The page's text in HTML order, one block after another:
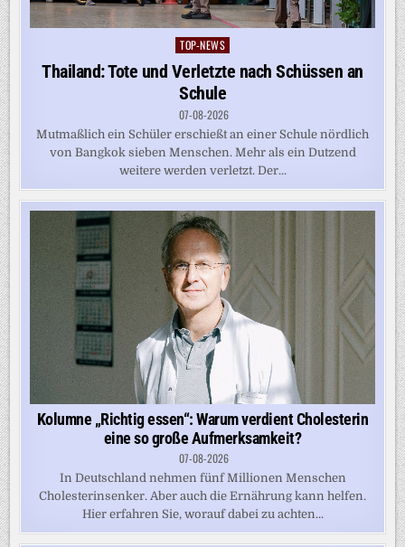
Posted
in
TOP-NEWS
Thailand: Tote und Verletzte nach Schüssen an
Schule
07-08-2026
Mutmaßlich ein Schüler erschießt an einer Schule nördlich
von Bangkok sieben Menschen. Mehr als ein Dutzend
weitere werden verletzt. Der...
Kolumne „Richtig essen“: Warum verdient Cholesterin
eine so große Aufmerksamkeit?
07-08-2026
In Deutschland nehmen fünf Millionen Menschen
Cholesterinsenker. Aber auch die Ernährung kann helfen.
Hier erfahren Sie, worauf dabei zu achten...